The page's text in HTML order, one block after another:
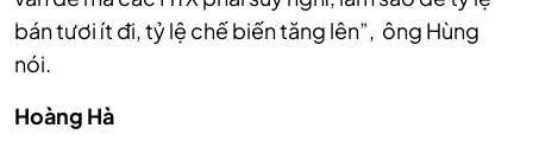
bán tươi ít đi, tỷ lệ chế biến tăng lên”, ông Hùng
nói.
Hoàng Hà